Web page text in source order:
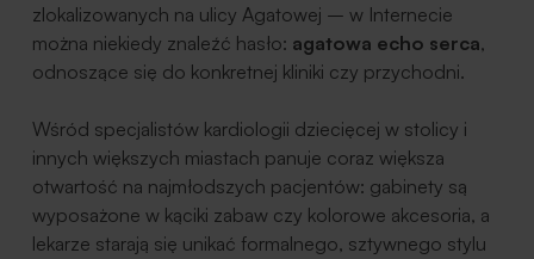
zlokalizowanych na ulicy Agatowej – w Internecie
można niekiedy znaleźć hasło: agatowa echo serca,
odnoszące się do konkretnej kliniki czy przychodni.
Wśród specjalistów kardiologii dziecięcej w stolicy i
innych większych miastach panuje coraz większa
otwartość na najmłodszych pacjentów: gabinety są
wyposażone w kąciki zabaw czy kolorowe akcesoria, a
lekarze starają się unikać formalnego, sztywnego stylu